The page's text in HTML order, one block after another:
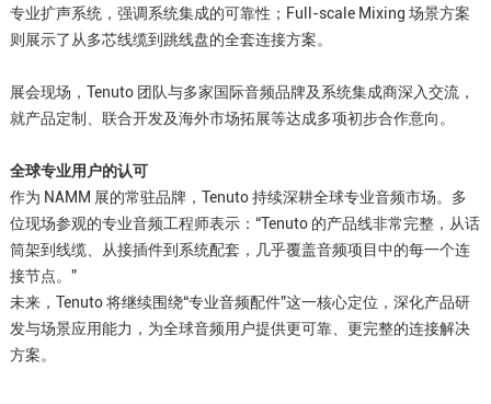
专业扩声系统，强调系统集成的可靠性；Full-scale Mixing 场景方案
则展示了从多芯线缆到跳线盘的全套连接方案。
展会现场，Tenuto 团队与多家国际音频品牌及系统集成商深入交流，
就产品定制、联合开发及海外市场拓展等达成多项初步合作意向。
全球专业用户的认可
作为 NAMM 展的常驻品牌，Tenuto 持续深耕全球专业音频市场。多
位现场参观的专业音频工程师表示：“Tenuto 的产品线非常完整，从话
筒架到线缆、从接插件到系统配套，几乎覆盖音频项目中的每一个连
接节点。”
未来，Tenuto 将继续围绕“专业音频配件”这一核心定位，深化产品研
发与场景应用能力，为全球音频用户提供更可靠、更完整的连接解决
方案。